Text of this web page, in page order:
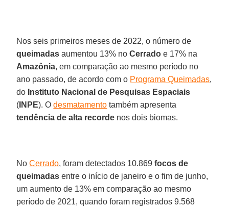
Nos seis primeiros meses de 2022, o número de
queimadas aumentou 13% noCerrado e 17% na
Amazônia, em comparação ao mesmo período no
ano passado, de acordo com o Programa Queimadas,
do Instituto Nacional de Pesquisas Espaciais
( INPE). Odesmatamento também apresenta
tendência de alta recorde nos dois biomas.
NoCerrado, foram detectados 10.869focos de
queimadas entre o início de janeiro e o fim de junho,
um aumento de 13% em comparação ao mesmo
período de 2021, quando foram registrados 9.568